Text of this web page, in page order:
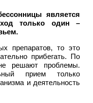
является
только один –
препаратов, то это
прибегать. По
решают проблемы.
прием только
и деятельность